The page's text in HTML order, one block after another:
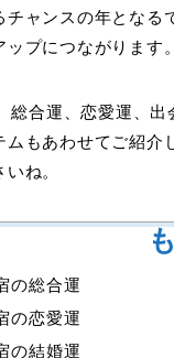
ャンスの年とな
プにつながります。
総合運、恋愛運、
もあわせてご紹介
ね。
の総合運
の恋愛運
の結婚運